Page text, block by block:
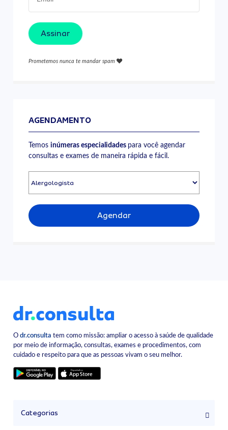
Assinar
Prometemos nunca te mandar spam
AGENDAMENTO
Temosinúmeras especialidades para você agendar
consultas e exames de maneira rápida e fácil.
Agendar
Odr.consulta tem como missão: ampliar o acesso à saúde de qualidade
por meio de informação, consultas, exames e procedimentos, com
cuidado e respeito para que as pessoas vivam o seu melhor.
Categorias